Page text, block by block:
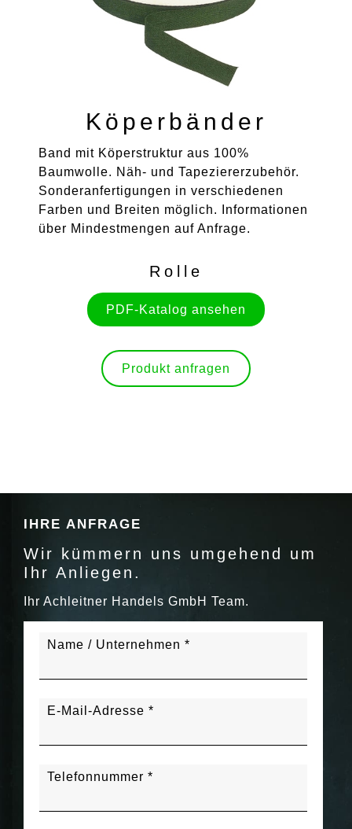
Köperbänder
Band mit Köperstruktur aus 100%
Baumwolle. Näh- und Tapeziererzubehör.
Sonderanfertigungen in verschiedenen
Farben und Breiten möglich. Informationen
über Mindestmengen auf Anfrage.
Rolle
PDF-Katalog ansehen
Produkt anfragen
IHRE ANFRAGE
Wir kümmern uns umgehend um
Ihr Anliegen.
Ihr Achleitner Handels GmbH Team.
Name / Unternehmen *
E-Mail-Adresse *
Telefonnummer *